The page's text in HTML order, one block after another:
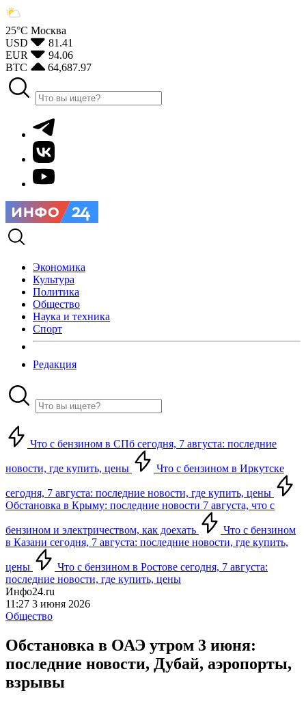
25°С Москва
USD
81.41
EUR
94.06
BTC
64,687.97
Экономика
Культура
Политика
Общество
Наука и техника
Спорт
Редакция
Что с бензином в СПб сегодня, 7 августа: последние
новости, где купить, цены Что с бензином в Иркутске
сегодня, 7 августа: последние новости, где купить, цены
Обстановка в Крыму: последние новости 7 августа, что с
бензином и электричеством, как доехать
Что с бензином
в Казани сегодня, 7 августа: последние новости, где купить,
цены
Что с бензином в Ростове сегодня, 7 августа:
последние новости, где купить, цены
Инфо24.ru
11:27 3 июня 2026
Общество
Обстановка в ОАЭ утром 3 июня:
последние новости, Дубай, аэропорты,
взрывы